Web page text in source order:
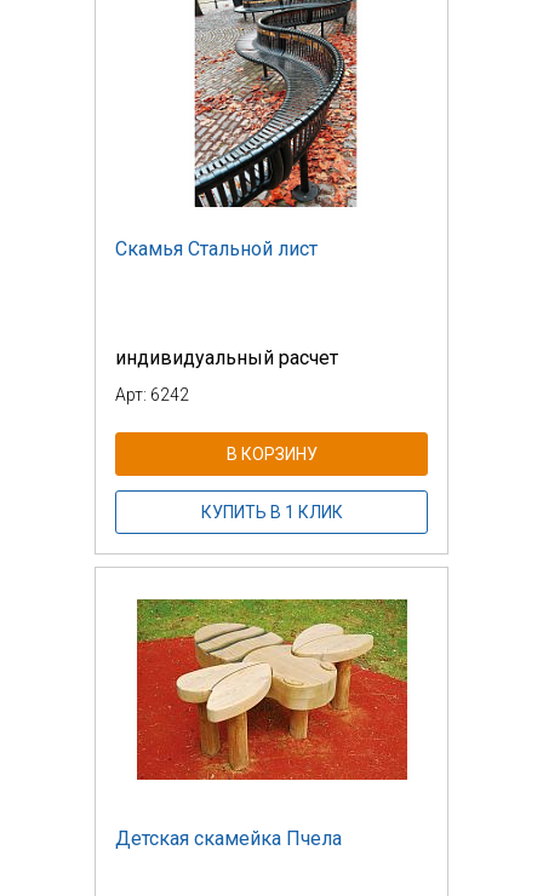
Скамья Стальной лист
индивидуальный расчет
Арт: 6242
В КОРЗИНУ
КУПИТЬ В 1 КЛИК
Детская скамейка Пчела